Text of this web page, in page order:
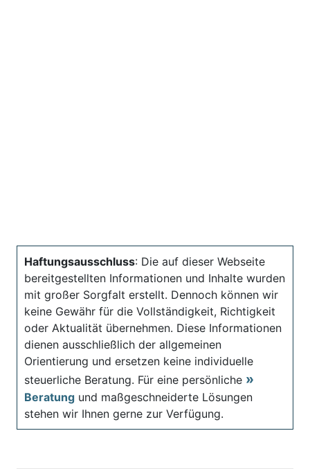
Haftungsausschluss: Die auf dieser Webseite
bereitgestellten Informationen und Inhalte wurden
mit großer Sorgfalt erstellt. Dennoch können wir
keine Gewähr für die Vollständigkeit, Richtigkeit
oder Aktualität übernehmen. Diese Informationen
dienen ausschließlich der allgemeinen
Orientierung und ersetzen keine individuelle
steuerliche Beratung. Für eine persönliche
Beratung und maßgeschneiderte Lösungen
stehen wir Ihnen gerne zur Verfügung.